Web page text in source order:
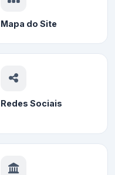
Mapa do Site
Redes Sociais